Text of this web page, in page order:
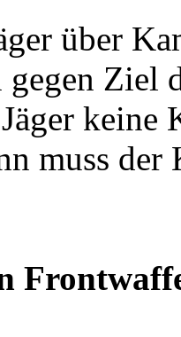
über
Ziel
muss der